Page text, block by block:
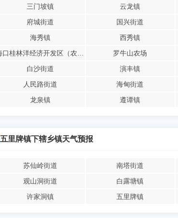
三门坡镇
云龙镇
府城街道
国兴街道
海秀镇
西秀镇
罗牛山农场
白沙街道
演丰镇
人民路街道
海甸街道
龙泉镇
遵谭镇
五里牌镇下辖乡镇天气预报
苏仙岭街道 南塔街道
观山洞街道
白露塘镇
许家洞镇
五里牌镇